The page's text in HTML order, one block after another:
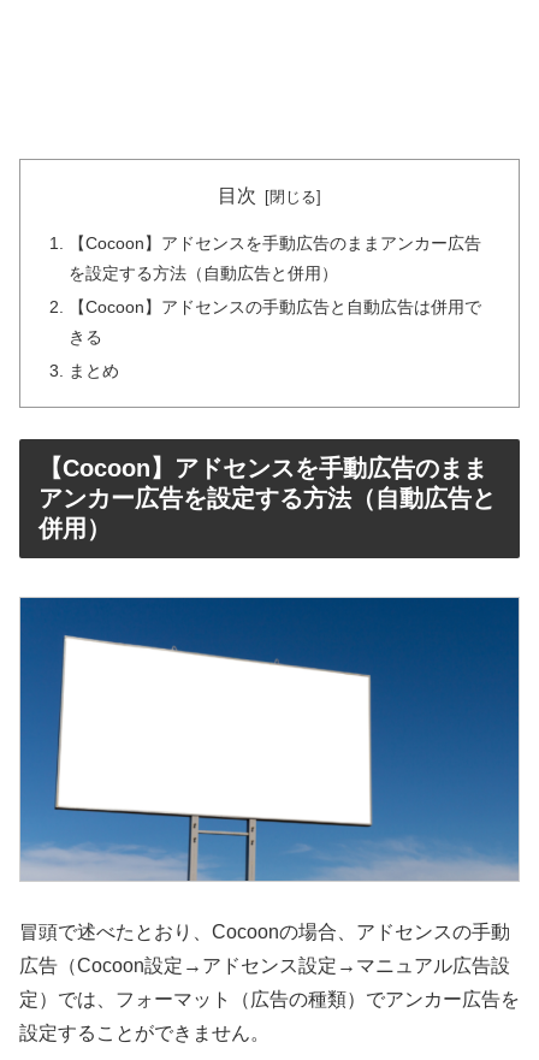
目次
【Cocoon】アドセンスを手動広告のままアンカー広告
を設定する方法（自動広告と併用）
【Cocoon】アドセンスの手動広告と自動広告は併用で
きる
まとめ
【Cocoon】アドセンスを手動広告のまま
アンカー広告を設定する方法（自動広告と
併用）
冒頭で述べたとおり、Cocoonの場合、アドセンスの手動
広告（Cocoon設定→アドセンス設定→マニュアル広告設
定）では、フォーマット（広告の種類）でアンカー広告を
設定することができません。